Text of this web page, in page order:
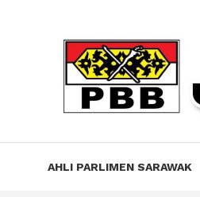
Jiwa
AHLI PARLIMEN SARAWAK